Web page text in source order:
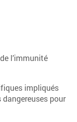
l’immunité
impliqués
pour